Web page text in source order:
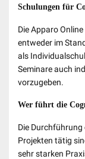
Schulungen für
Die Apparo
entweder im
als
Seminare auch
vorzugeben.
Wer führt die
Die Durchführung
Projekten tätig
sehr starken